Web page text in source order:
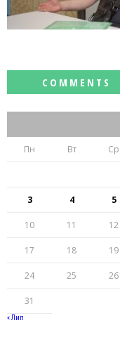
Пн Вт Ср
3 4 5
10 11 12
17 18 19
24 25 26
31
« Лип